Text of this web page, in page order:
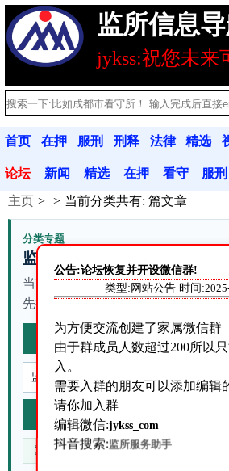
监所信息
jykss:祝您未来
首页 在押
人员
服刑
人员
刑释
人员
法律
法规
精选
文章
论坛 新闻
动态
精选
文章
在押
人员
看守
联系
服刑
主页 当前分类共有: 篇文章
分类专题
监所信息
当前列表有 站内资料。不确定从哪
先按本站资料整理查询路径。
AI梳理本页
重点核对什么 官方来源在哪
公告:论坛恢复并开设微信群!
类型:网站公告 时间:
为方便交流创建了家属微信群
由于群成员人数超过200所以
入。
需要入群的朋友可以添加编辑
请你加入群
编辑微信:jykss_com
抖音搜索:监所服务助手